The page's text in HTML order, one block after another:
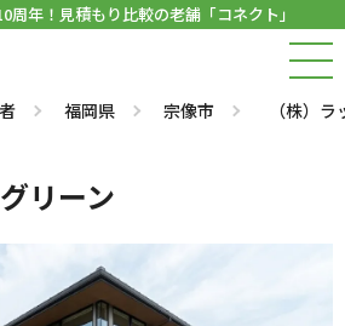
周年！見積もり比較の老舗「コネクト」
福岡県 宗像市 （株）
リーン